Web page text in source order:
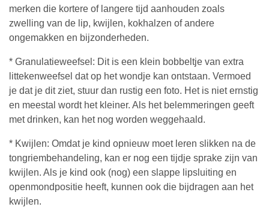
merken die kortere of langere tijd aanhouden zoals
zwelling van de lip, kwijlen, kokhalzen of andere
ongemakken en bijzonderheden.
* Granulatieweefsel: Dit is een klein bobbeltje van extra
littekenweefsel dat op het wondje kan ontstaan. Vermoed
je dat je dit ziet, stuur dan rustig een foto. Het is niet ernstig
en meestal wordt het kleiner. Als het belemmeringen geeft
met drinken, kan het nog worden weggehaald.
* Kwijlen: Omdat je kind opnieuw moet leren slikken na de
tongriembehandeling, kan er nog een tijdje sprake zijn van
kwijlen. Als je kind ook (nog) een slappe lipsluiting en
openmondpositie heeft, kunnen ook die bijdragen aan het
kwijlen.